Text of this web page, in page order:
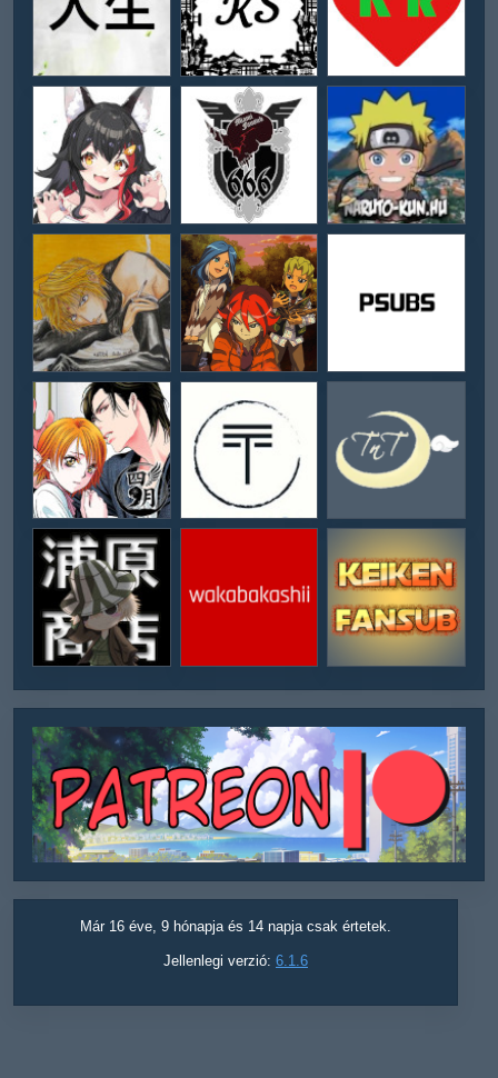
Már 16 éve, 9 hónapja és 14 napja csak értetek.
Jellenlegi verzió: 6.1.6